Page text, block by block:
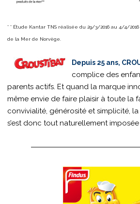
* * Étude Kantar TNS réalisée du 29/3/2016 au 4/4/
de la Mer de Norvège.
Depuis 25 ans,
complice des
parents actifs. Et quand la marque
même envie de faire plaisir à toute la
convivialité, générosité et simplicité,
s’est donc tout naturellement